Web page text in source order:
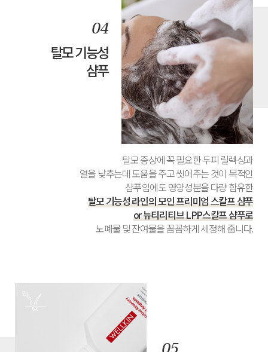
탈모 기능성
샴푸
탈모 증상에 꼭 필요한 두피 릴렉싱과
열을 낮추는데 도움을 주고 씻어주는 것이 목적인
샴푸임에도 영양성분을 다량 함유한
탈모 기능성 라인의 모인 프리미엄 스칼프 샴푸
or 뉴티리티브 LPP스칼프 샴푸로
노폐물 및 잔여물을 꼼꼼하게 세정해 줍니다.